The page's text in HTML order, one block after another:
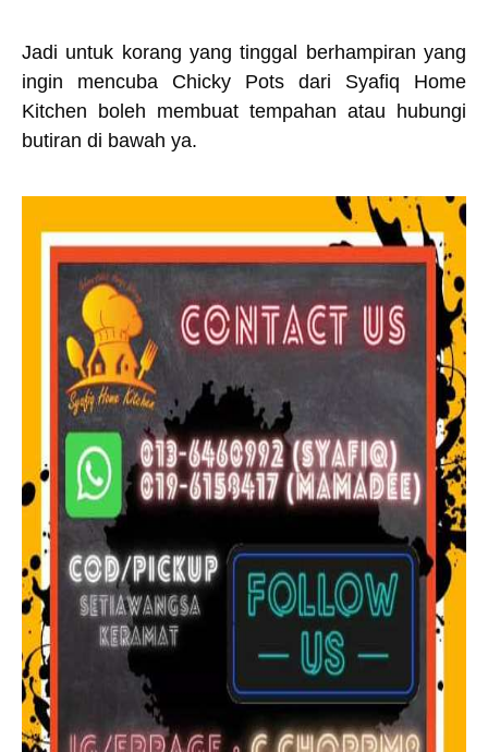
Jadi untuk korang yang tinggal berhampiran yang
ingin mencuba Chicky Pots dari Syafiq Home
Kitchen boleh membuat tempahan atau hubungi
butiran di bawah ya.